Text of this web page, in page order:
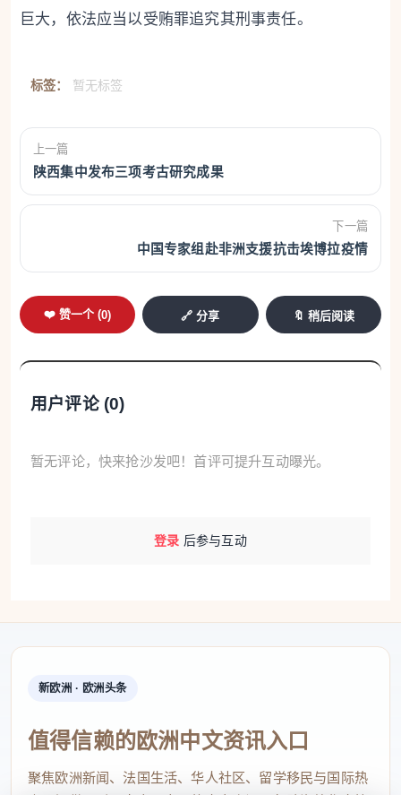
巨大，依法应当以受贿罪追究其刑事责任。
标签： 暂无标签
上一篇
陕西集中发布三项考古研究成果
下一篇
中国专家组赴非洲支援抗击埃博拉疫情
❤️ 赞一个 (0) 🔗 分享 🔖 稍后阅读
用户评论 (0)
暂无评论，快来抢沙发吧！首评可提升互动曝光。
登录 后参与互动
新欧洲 · 欧洲头条
值得信赖的欧洲中文资讯入口
聚焦欧洲新闻、法国生活、华人社区、留学移民与国际热